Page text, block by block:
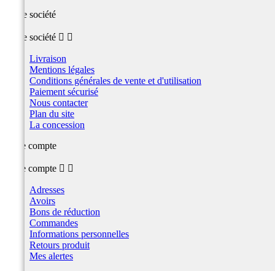
Notre société
Notre société  
Livraison
Mentions légales
Conditions générales de vente et d'utilisation
Paiement sécurisé
Nous contacter
Plan du site
La concession
Votre compte
Votre compte  
Adresses
Avoirs
Bons de réduction
Commandes
Informations personnelles
Retours produit
Mes alertes